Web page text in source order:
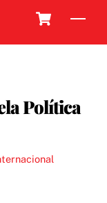
Política